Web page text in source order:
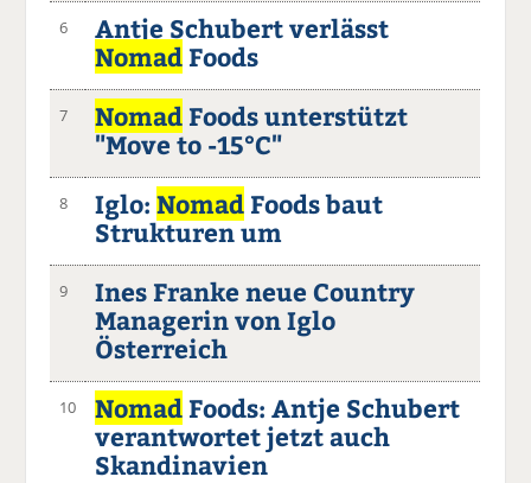
6
Antje Schubert verlässt
Nomad Foods
7 Nomad Foods unterstützt
"Move to -15°C"
8 Iglo:Nomad Foods baut
Strukturen um
9
Ines Franke neue Country
Managerin von Iglo
Österreich
10 Nomad Foods: Antje Schubert
verantwortet jetzt auch
Skandinavien